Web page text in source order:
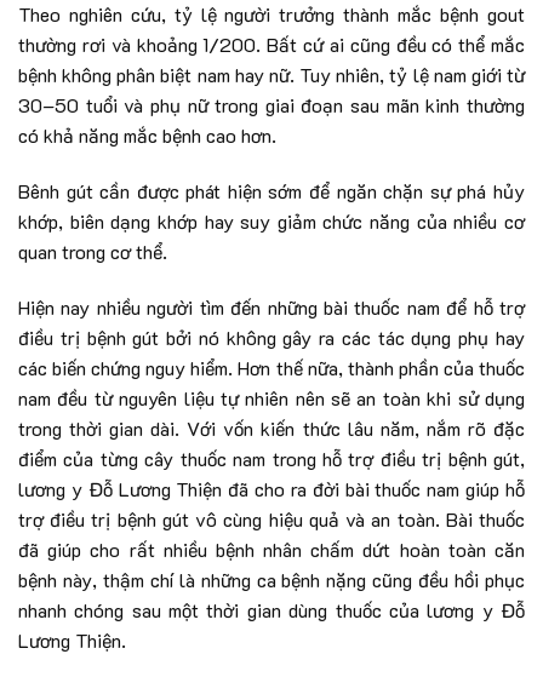
Theo nghiên cứu, tỷ lệ người trưởng thành mắc bệnh gout
thường rơi và khoảng 1/200. Bất cứ ai cũng đều có thể mắc
bệnh không phân biệt nam hay nữ. Tuy nhiên, tỷ lệ nam giới từ
30–50 tuổi và phụ nữ trong giai đoạn sau mãn kinh thường
có khả năng mắc bệnh cao hơn.
Bênh gút cần được phát hiện sớm để ngăn chặn sự phá hủy
khớp, biên dạng khớp hay suy giảm chức năng của nhiều cơ
quan trong cơ thể.
Hiện nay nhiều người tìm đến những bài thuốc nam để hỗ trợ
điều trị bệnh gút bởi nó không gây ra các tác dụng phụ hay
các biến chứng nguy hiểm. Hơn thế nữa, thành phần của thuốc
nam đều từ nguyên liệu tự nhiên nên sẽ an toàn khi sử dụng
trong thời gian dài. Với vốn kiến thức lâu năm, nắm rõ đặc
điểm của từng cây thuốc nam trong hỗ trợ điều trị bệnh gút,
lương y Đỗ Lương Thiện đã cho ra đời bài thuốc nam giúp hỗ
trợ điều trị bệnh gút vô cùng hiệu quả và an toàn. Bài thuốc
đã giúp cho rất nhiều bệnh nhân chấm dứt hoàn toàn căn
bệnh này, thậm chí là những ca bệnh nặng cũng đều hồi phục
nhanh chóng sau một thời gian dùng thuốc của lương y Đỗ
Lương Thiện.